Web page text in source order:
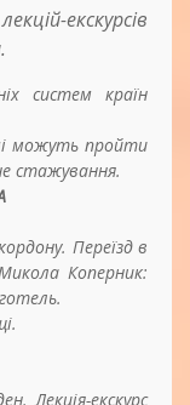
екскурсів
систем країн
можуть пройти
стажування.
Переїзд в
Коперник:
Лекція-екскурс